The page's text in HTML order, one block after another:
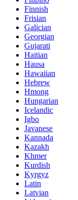
Finnish
Frisian
Galician
Georgian
Gujarati
Haitian
Hausa
Hawaiian
Hebrew
Hmong
Hungarian
Icelandic
Igbo
Javanese
Kannada
Kazakh
Khmer
Kurdish
Kyrgyz
Latin
Latvian